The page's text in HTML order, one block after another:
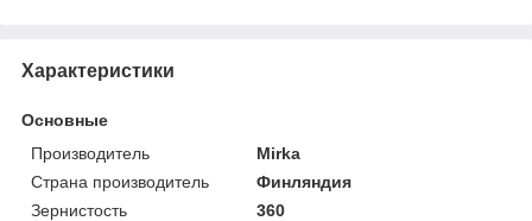
Характеристики
Основные
Производитель
Mirka
Страна производитель
Финляндия
Зернистость
360